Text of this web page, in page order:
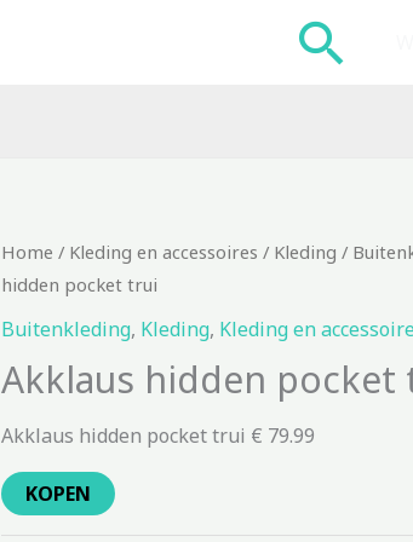
Home / Kleding en accessoires / Kleding /
hidden pocket trui
Buitenkleding, Kleding, Kleding en
Akklaus hidden pocket
Akklaus hidden pocket trui € 79.99
KOPEN